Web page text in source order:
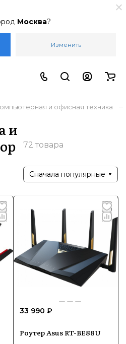
Москва?
Изменить
и офисная техника –
и
72 товара
Сначала популярные
33 990 ₽
Роутер Asus RT-BE88U